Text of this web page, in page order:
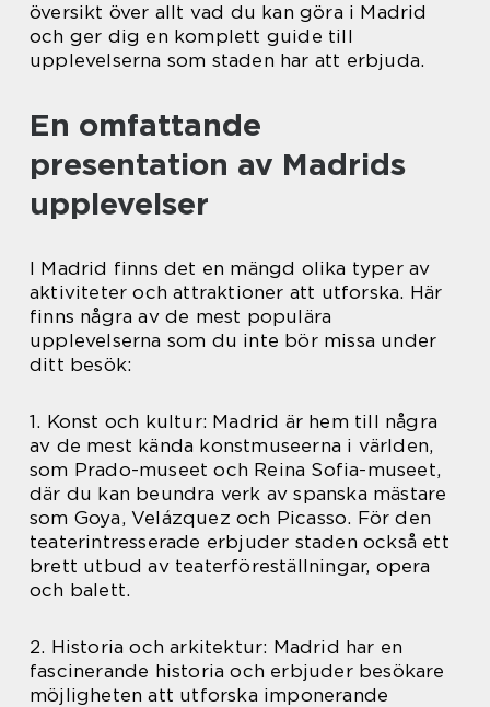
översikt över allt vad du kan göra i Madrid
och ger dig en komplett guide till
upplevelserna som staden har att erbjuda.
En omfattande
presentation av Madrids
upplevelser
I Madrid finns det en mängd olika typer av
aktiviteter och attraktioner att utforska. Här
finns några av de mest populära
upplevelserna som du inte bör missa under
ditt besök:
1. Konst och kultur: Madrid är hem till några
av de mest kända konstmuseerna i världen,
som Prado-museet och Reina Sofia-museet,
där du kan beundra verk av spanska mästare
som Goya, Velázquez och Picasso. För den
teaterintresserade erbjuder staden också ett
brett utbud av teaterföreställningar, opera
och balett.
2. Historia och arkitektur: Madrid har en
fascinerande historia och erbjuder besökare
möjligheten att utforska imponerande